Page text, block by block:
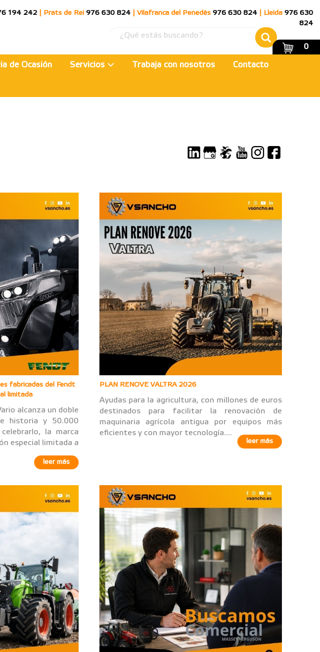
194 242 Prats de Rei 976 630 824 Vilafranca del Penedès 976 630 824 Lleida 976 630
824
0
de Ocasión Servicios Trabaja con nosotros Contacto
fabricadas del Fendt
limitada
alcanza un doble
historia y 50.000
la marca
especial limitada a
leer más
PLAN RENOVE VALTRA 2026
Ayudas para la agricultura, con millones de euros
destinados para facilitar la renovación de
maquinaria agrícola antigua por equipos más
eficientes y con mayor tecnología....
leer más